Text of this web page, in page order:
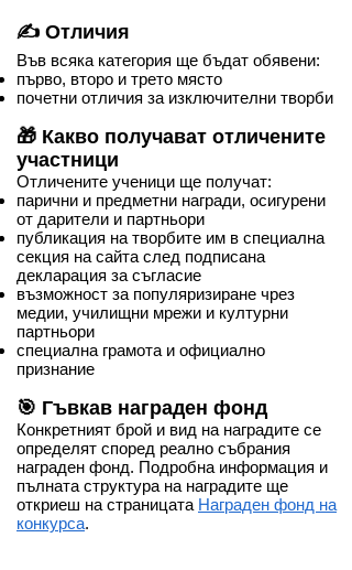
✍️ Отличия
Във всяка категория ще бъдат обявени:
първо, второ и трето място
почетни отличия за изключителни творби
🎁 Какво получават отличените
участници
Отличените ученици ще получат:
парични и предметни награди, осигурени
от дарители и партньори
публикация на творбите им в специална
секция на сайта след подписана
декларация за съгласие
възможност за популяризиране чрез
медии, училищни мрежи и културни
партньори
специална грамота и официално
признание
🎯 Гъвкав награден фонд
Конкретният брой и вид на наградите се
определят според реално събрания
награден фонд. Подробна информация и
пълната структура на наградите ще
откриеш на страницата Награден фонд на
конкурса.